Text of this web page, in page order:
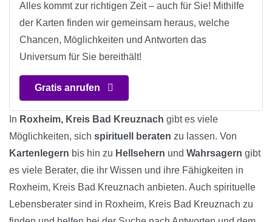
Alles kommt zur richtigen Zeit – auch für Sie! Mithilfe
der Karten finden wir gemeinsam heraus, welche
Chancen, Möglichkeiten und Antworten das
Universum für Sie bereithält!
Gratis anrufen
In Roxheim, Kreis Bad Kreuznach gibt es viele
Möglichkeiten, sich spirituell beraten zu lassen. Von
Kartenlegern bis hin zu Hellsehern und Wahrsagern gibt
es viele Berater, die ihr Wissen und ihre Fähigkeiten in
Roxheim, Kreis Bad Kreuznach anbieten. Auch spirituelle
Lebensberater sind in Roxheim, Kreis Bad Kreuznach zu